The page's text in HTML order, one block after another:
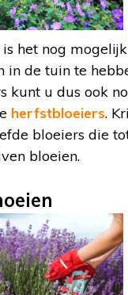
het nog
in de tuin te
kunt u dus ook
herfstbloeiers.
bloeiers die
bloeien.